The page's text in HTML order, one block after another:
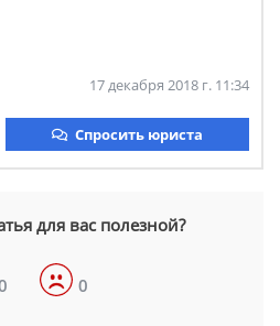
17 декабря 2018 г. 11:34
Спросить юриста
для вас полезной?
0